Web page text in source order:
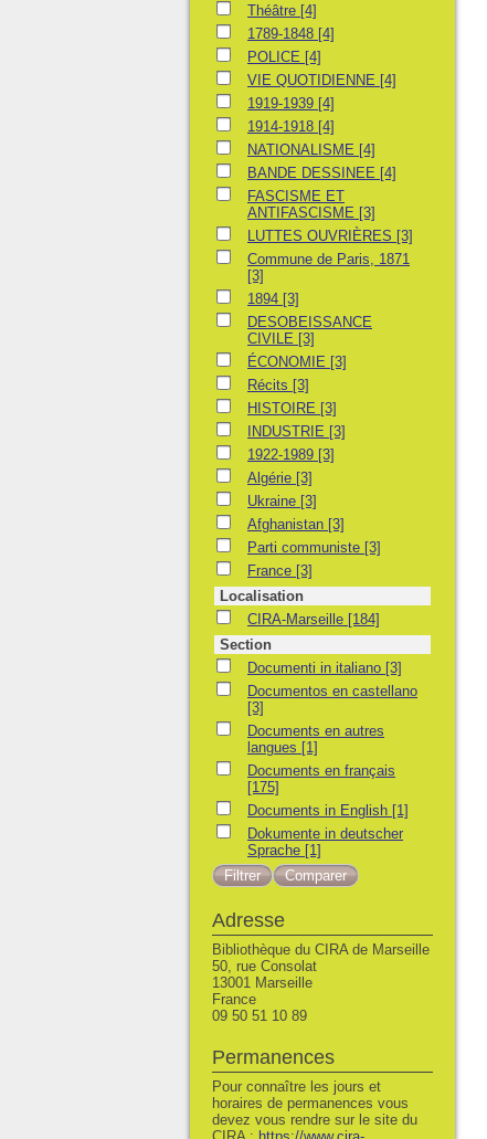
ThéâtreThéâtre [4]
1789-18481789-1848 [4]
POLICEPOLICE [4]
VIE QUOTIDIENNE
VIE QUOTIDIENNE [4]
1919-19391919-1939 [4]
1914-19181914-1918 [4]
NATIONALISME
NATIONALISME [4]
BANDE DESSINEE
BANDE DESSINEE [4]
FASCISME ET ANTIFASCISME
FASCISME ET
ANTIFASCISME [3]
LUTTES OUVRIÈRES
LUTTES OUVRIÈRES [3]
Commune de Paris, 1871
Commune de Paris, 1871
[3]
1894 1894 [3]
DESOBEISSANCE CIVILE
DESOBEISSANCE
CIVILE [3]
ÉCONOMIE
ÉCONOMIE [3]
RécitsRécits [3]
HISTOIRE
HISTOIRE [3]
INDUSTRIE
INDUSTRIE [3]
1922-19891922-1989 [3]
AlgérieAlgérie [3]
UkraineUkraine [3]
Afghanistan
Afghanistan [3]
Parti communiste
Parti communiste [3]
FranceFrance [3]
Localisation
CIRA-Marseille
CIRA-Marseille [184]
Section
Documenti in italiano
Documenti in italiano [3]
Documentos en castellano
Documentos en castellano
[3]
Documents en autres langues
Documents en autres
langues [1]
Documents en français
Documents en français
[175]
Documents in English
Documents in English [1]
Dokumente in deutscher Sprache
Dokumente in deutscher
Sprache [1]
Adresse
Bibliothèque du CIRA de Marseille
50, rue Consolat
13001 Marseille
France
09 50 51 10 89
Permanences
Pour connaître les jours et
horaires de permanences vous
devez vous rendre sur le site du